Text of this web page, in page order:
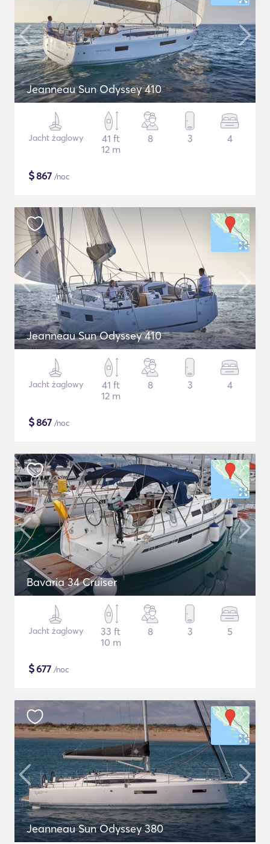
Jeanneau Sun Odyssey 410
Jacht żaglowy
41 ft
12 m
8 3 4
$867 /noc
Jeanneau Sun Odyssey 410
Jacht żaglowy
41 ft
12 m
8 3 4
$867 /noc
Bavaria 34 Cruiser
Jacht żaglowy
33 ft
10 m
8 3 5
$677 /noc
Jeanneau Sun Odyssey 380